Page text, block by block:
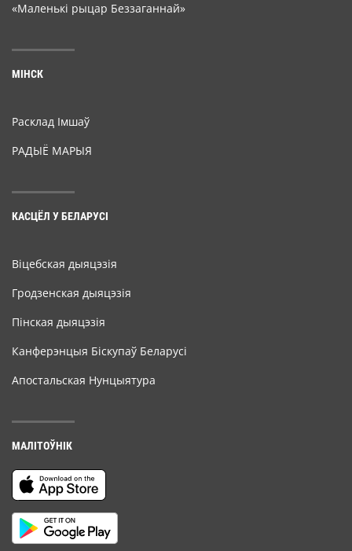
«Маленькі рыцар Беззаганнай»
МІНСК
Расклад Імшаў
РАДЫЁ МАРЫЯ
КАСЦЁЛ У БЕЛАРУСІ
Віцебская дыяцэзія
Гродзенская дыяцэзія
Пінская дыяцэзія
Канферэнцыя Біскупаў Беларусі
Апостальская Нунцыятура
МАЛІТОЎНІК